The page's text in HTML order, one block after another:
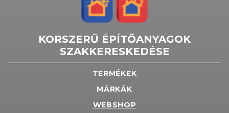
KORSZERŰ ÉPÍTŐANYAGOK
SZAKKERESKEDÉSE
TERMÉKEK
MÁRKÁK
WEBSHOP